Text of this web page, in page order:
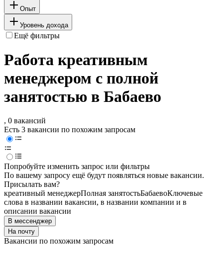
Опыт
Уровень дохода
Ещё фильтры
Работа креативным
менеджером с полной
занятостью в Бабаево
, 0 вакансий
Есть 3 вакансии по похожим запросам
Попробуйте изменить запрос или фильтры
По вашему запросу ещё будут появляться новые вакансии.
Присылать вам?
креативный менеджерПолная занятостьБабаевоКлючевые
слова в названии вакансии, в названии компании и в
описании вакансии
В мессенджер
На почту
Вакансии по похожим запросам